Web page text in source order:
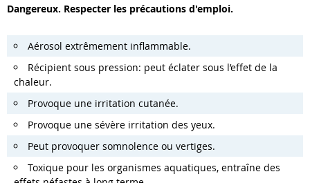
Dangereux. Respecter les précautions d'emploi.
Aérosol extrêmement inflammable.
Récipient sous pression: peut éclater sous l’effet de la
chaleur.
Provoque une irritation cutanée.
Provoque une sévère irritation des yeux.
Peut provoquer somnolence ou vertiges.
Toxique pour les organismes aquatiques, entraîne des